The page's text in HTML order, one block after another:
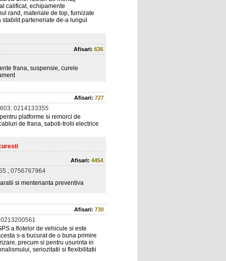
calificat, echipamente
rand, materiale de top, furnizate
parteneriate de-a lungul
Afisari: 636
frana, suspensie, curele
Afisari: 727
0214133355
platforme si remorci de
de frana, saboti-trolii electrice
Afisari: 4454
; 0756767964
si mentenanta preventiva
Afisari: 730
a flotelor de vehicule si este
s-a bucurat de o buna primire
precum si pentru usurinta in
seriozitatii si flexibilitatii